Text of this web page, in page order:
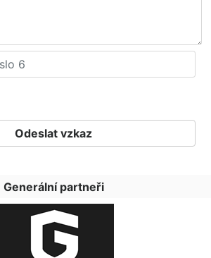
Generální partneři